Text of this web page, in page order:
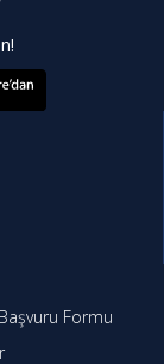
Formu